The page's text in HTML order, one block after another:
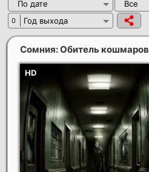
По дате Все
0 Год выхода
Сомния: Обитель кошмаров